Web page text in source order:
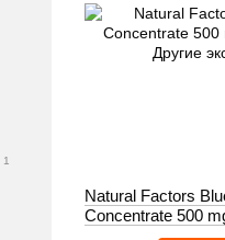
Natural Factors
Concentrate 500
1